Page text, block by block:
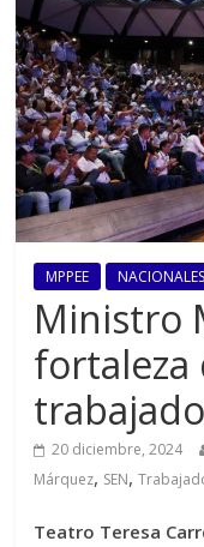
MPPEE NACIONALES
Ministro
fortaleza
20 diciembre, 2024
Márquez, SEN,
Teatro Teresa